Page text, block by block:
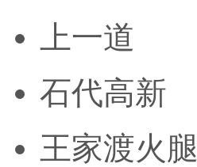
上一道
石代高新
王家渡火腿